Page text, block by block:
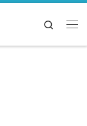
Search